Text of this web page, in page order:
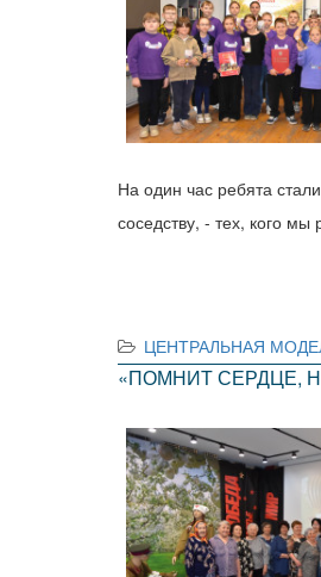
На один час ребята
соседству, - тех, кого мы
ЦЕНТРАЛЬНАЯ
«ПОМНИТ СЕРДЦЕ,